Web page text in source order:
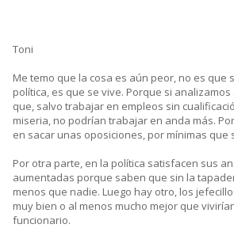
Toni
Me temo que la cosa es aún peor, no es que
política, es que se vive. Porque si
que, salvo trabajar en empleos sin
miseria, no podrían trabajar en anda más.
en sacar unas oposiciones, por mínimas que
Por otra parte, en la política satisfacen sus
aumentadas porque saben que sin la
menos que nadie. Luego hay otro, los
muy bien o al menos mucho mejor que
funcionario.